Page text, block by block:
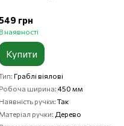
грн
В наявності
Купити
Граблі віялові
Робоча ширина 450 мм
Наявність ручки Так
Матеріал ручки Дерево